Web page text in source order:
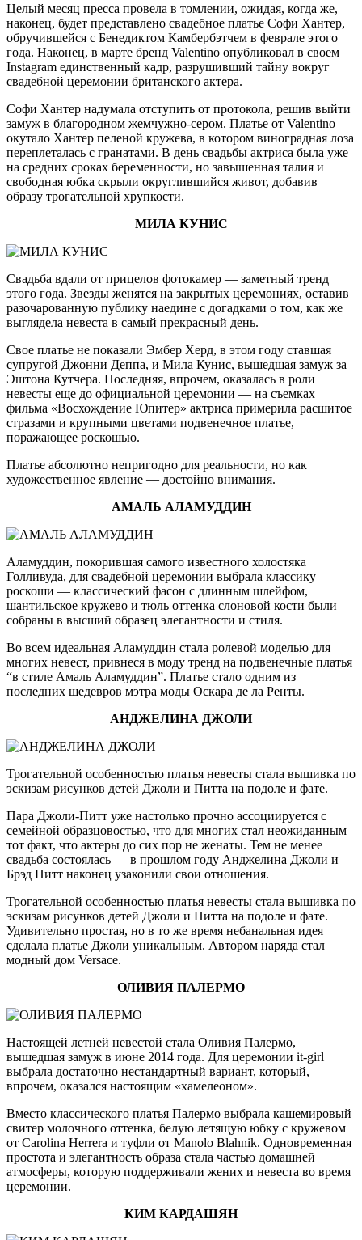
Целый месяц пресса провела в томлении, ожидая, когда же,
наконец, будет представлено свадебное платье Софи Хантер,
обручившейся с Бенедиктом Камбербэтчем в феврале этого
года. Наконец, в марте бренд Valentino опубликовал в своем
Instagram единственный кадр, разрушивший тайну вокруг
свадебной церемонии британского актера.
Софи Хантер надумала отступить от протокола, решив выйти
замуж в благородном жемчужно-сером. Платье от Valentino
окутало Хантер пеленой кружева, в котором виноградная лоза
переплеталась с гранатами. В день свадьбы актриса была уже
на средних сроках беременности, но завышенная талия и
свободная юбка скрыли округлившийся живот, добавив
образу трогательной хрупкости.
МИЛА КУНИС
Свадьба вдали от прицелов фотокамер — заметный тренд
этого года. Звезды женятся на закрытых церемониях, оставив
разочарованную публику наедине с догадками о том, как же
выглядела невеста в самый прекрасный день.
Свое платье не показали Эмбер Херд, в этом году ставшая
супругой Джонни Деппа, и Мила Кунис, вышедшая замуж за
Эштона Кутчера. Последняя, впрочем, оказалась в роли
невесты еще до официальной церемонии — на съемках
фильма «Восхождение Юпитер» актриса примерила расшитое
стразами и крупными цветами подвенечное платье,
поражающее роскошью.
Платье абсолютно непригодно для реальности, но как
художественное явление — достойно внимания.
АМАЛЬ АЛАМУДДИН
Аламуддин, покорившая самого известного холостяка
Голливуда, для свадебной церемонии выбрала классику
роскоши — классический фасон с длинным шлейфом,
шантильское кружево и тюль оттенка слоновой кости были
собраны в высший образец элегантности и стиля.
Во всем идеальная Аламуддин стала ролевой моделью для
многих невест, привнеся в моду тренд на подвенечные платья
“в стиле Амаль Аламуддин”. Платье стало одним из
последних шедевров мэтра моды Оскара де ла Ренты.
АНДЖЕЛИНА ДЖОЛИ
Трогательной особенностью платья невесты стала вышивка по
эскизам рисунков детей Джоли и Питта на подоле и фате.
Пара Джоли-Питт уже настолько прочно ассоциируется с
семейной образцовостью, что для многих стал неожиданным
тот факт, что актеры до сих пор не женаты. Тем не менее
свадьба состоялась — в прошлом году Анджелина Джоли и
Брэд Питт наконец узаконили свои отношения.
Трогательной особенностью платья невесты стала вышивка по
эскизам рисунков детей Джоли и Питта на подоле и фате.
Удивительно простая, но в то же время небанальная идея
сделала платье Джоли уникальным. Автором наряда стал
модный дом Versace.
ОЛИВИЯ ПАЛЕРМО
Настоящей летней невестой стала Оливия Палермо,
вышедшая замуж в июне 2014 года. Для церемонии it-girl
выбрала достаточно нестандартный вариант, который,
впрочем, оказался настоящим «хамелеоном».
Вместо классического платья Палермо выбрала кашемировый
свитер молочного оттенка, белую летящую юбку с кружевом
от Carolina Herrera и туфли от Manolo Blahnik. Одновременная
простота и элегантность образа стала частью домашней
атмосферы, которую поддерживали жених и невеста во время
церемонии.
КИМ КАРДАШЯН